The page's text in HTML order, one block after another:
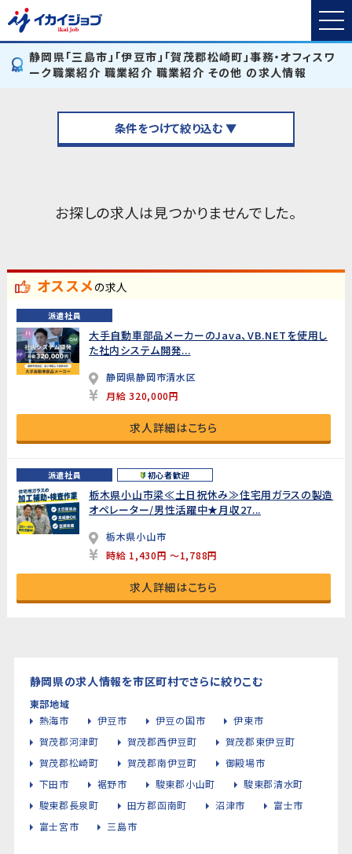
静岡県「三島市」「伊豆市」「賀茂郡松崎町」事務・オフィスワ
ーク職業紹介 職業紹介 職業紹介 その他 の求人情報
条件をつけて絞り込む ▼
お探しの求人は見つかりませんでした。
オススメの求人
派遣社員
大手自動車部品メーカーのJava、VB.NETを使用し
た社内システム開発...
静岡県静岡市清水区
月給 320,000円
求人詳細はこちら
派遣社員 初心者歓迎
栃木県小山市梁≪土日祝休み≫住宅用ガラスの製造
オペレーター/男性活躍中★月収27...
栃木県小山市
時給 1,430円 ～1,788円
求人詳細はこちら
静岡県の求人情報を市区町村でさらに絞りこむ
東部地域
熱海市
伊豆市 伊豆の国市
伊東市
賀茂郡河津町
賀茂郡西伊豆町
賀茂郡東伊豆町
賀茂郡松崎町
賀茂郡南伊豆町
御殿場市
下田市
裾野市 駿東郡小山町
駿東郡清水町
駿東郡長泉町
田方郡函南町 沼津市
富士市
富士宮市
三島市